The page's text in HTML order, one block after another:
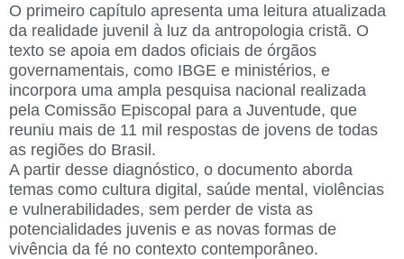
O primeiro capítulo apresenta uma leitura atualizada
da realidade juvenil à luz da antropologia cristã. O
texto se apoia em dados oficiais de órgãos
governamentais, como IBGE e ministérios, e
incorpora uma ampla pesquisa nacional realizada
pela Comissão Episcopal para a Juventude, que
reuniu mais de 11 mil respostas de jovens de todas
as regiões do Brasil.
A partir desse diagnóstico, o documento aborda
temas como cultura digital, saúde mental, violências
e vulnerabilidades, sem perder de vista as
potencialidades juvenis e as novas formas de
vivência da fé no contexto contemporâneo.